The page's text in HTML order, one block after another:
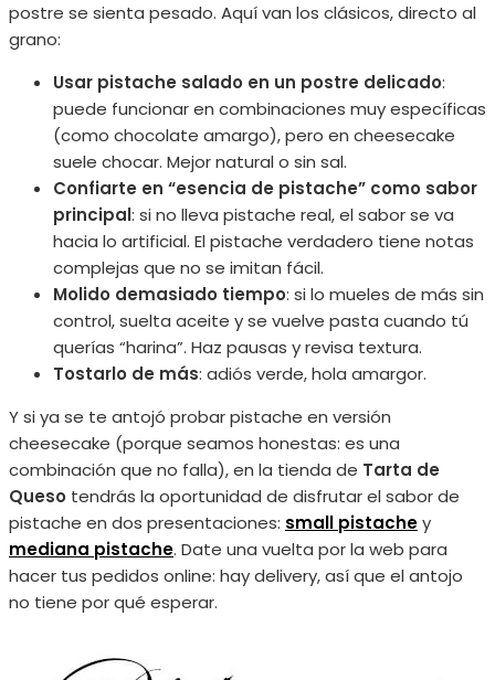
postre se sienta pesado. Aquí van los clásicos, directo al
grano:
Usar pistache salado en un postre delicado:
puede funcionar en combinaciones muy específicas
(como chocolate amargo), pero en cheesecake
suele chocar. Mejor natural o sin sal.
Confiarte en “esencia de pistache” como sabor
principal: si no lleva pistache real, el sabor se va
hacia lo artificial. El pistache verdadero tiene notas
complejas que no se imitan fácil.
Molido demasiado tiempo: si lo mueles de más sin
control, suelta aceite y se vuelve pasta cuando tú
querías “harina”. Haz pausas y revisa textura.
Tostarlo de más: adiós verde, hola amargor.
Y si ya se te antojó probar pistache en versión
cheesecake (porque seamos honestas: es una
combinación que no falla), en la tienda de Tarta de
Queso tendrás la oportunidad de disfrutar el sabor de
pistache en dos presentaciones: small pistachey
mediana pistache. Date una vuelta por la web para
hacer tus pedidos online: hay delivery, así que el antojo
no tiene por qué esperar.